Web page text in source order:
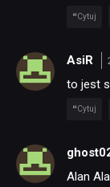
Cytuj
AsiR
to jest
Cytuj
Alan